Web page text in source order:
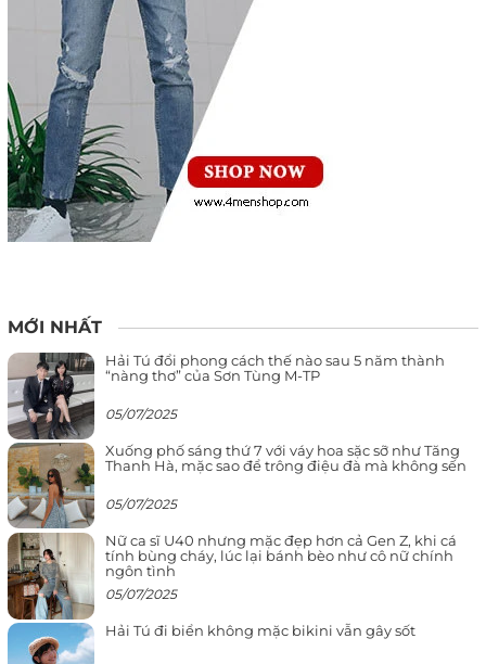
MỚI NHẤT
Hải Tú đổi phong cách thế nào sau 5 năm thành
“nàng thơ” của Sơn Tùng M-TP
05/07/2025
Xuống phố sáng thứ 7 với váy hoa sặc sỡ như Tăng
Thanh Hà, mặc sao để trông điệu đà mà không sến
05/07/2025
Nữ ca sĩ U40 nhưng mặc đẹp hơn cả Gen Z, khi cá
tính bùng cháy, lúc lại bánh bèo như cô nữ chính
ngôn tình
05/07/2025
Hải Tú đi biển không mặc bikini vẫn gây sốt